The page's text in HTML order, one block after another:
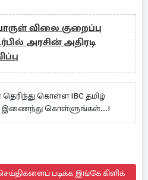
விலை குறைப்பு
அரசின் அதிரடி
கொள்ள IBC தமிழ்
கொள்ளுங்கள்...!
படிக்க இங்கே கிளிக்